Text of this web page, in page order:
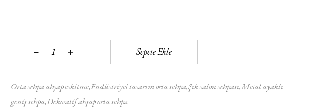
‒ + Sepete Ekle
Orta sehpa ahşap eskitmeEndüstriyel tasarım orta sehpaŞık salon sehpası Metal ayaklı
geniş sehpaDekoratif ahşap orta sehpa